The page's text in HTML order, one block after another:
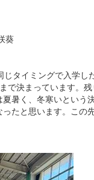
葵
タイミングで入学し
で決まっています。
暑く、冬寒いという
たと思います。この